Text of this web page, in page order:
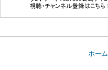
ホーム